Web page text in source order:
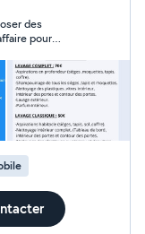
visibilité, de
pour
de
des voyants en
est sur ma
week-end et la
en
shampouineuses. Je vous remercie.
des
pour